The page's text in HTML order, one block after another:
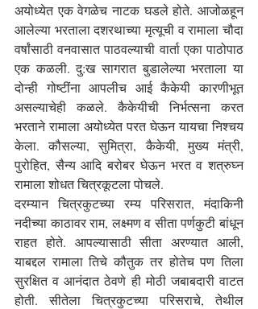
अयोध्येत एक वेगळेच नाटक घडले होते. आजोळहून
आलेल्या भरताला दशरथाच्या मृत्यूची व रामाला चौदा
वर्षांसाठी वनवासात पाठवल्याची वार्ता एका पाठोपाठ
एक कळली. दु:ख सागरात बुडालेल्या भरताला या
दोन्ही गोष्टींना आपलीच आई कैकेयी कारणीभूत
असल्याचेही कळले. कैकेयीची निर्भत्सना करत
भरताने रामाला अयोध्येत परत घेऊन यायचा निश्चय
केला. कौसल्या, सुमित्रा, कैकेयी, मुख्य मंत्री,
पुरोहित, सैन्य आदि बरोबर घेऊन भरत व शत्रुघ्न
रामाला शोधत चित्रकूटला पोचले.
दरम्यान चित्रकुटच्या रम्य परिसरात, मंदाकिनी
नदीच्या काठावर राम, लक्ष्मण व सीता पर्णकुटी बांधून
राहत होते. आपल्यासाठी सीता अरण्यात आली,
याबद्दल रामाला तिचे कौतुक तर होतेच पण तिला
सुरक्षित व आनंदात ठेवणे ही मोठी जबाबदारी वाटत
होती. सीतेला चित्रकुटच्या परिसराचे, तेथील